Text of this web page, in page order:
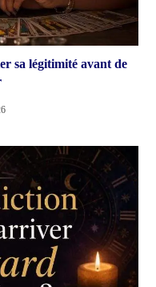
sa légitimité avant de